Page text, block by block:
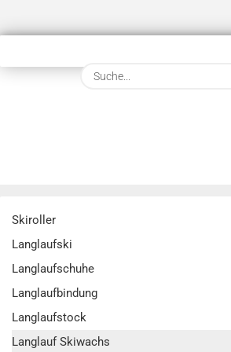
Skiroller
Langlaufski
Langlaufschuhe
Langlaufbindung
Langlaufstock
Langlauf Skiwachs